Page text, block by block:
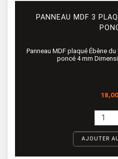
PANNEAU MDF 3
Panneau MDF plaqué Ébène
poncé 4 mm
Prix
AJOUTER